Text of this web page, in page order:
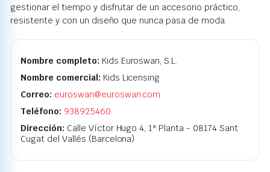
gestionar el tiempo y disfrutar de un accesorio práctico,
resistente y con un diseño que nunca pasa de moda.
Nombre completo: Kids Euroswan, S.L.
Nombre comercial: Kids Licensing
Correo: euroswan@euroswan.com
Teléfono: 938925460
Dirección: Calle Víctor Hugo 4, 1ª Planta - 08174 Sant
Cugat del Vallés (Barcelona)